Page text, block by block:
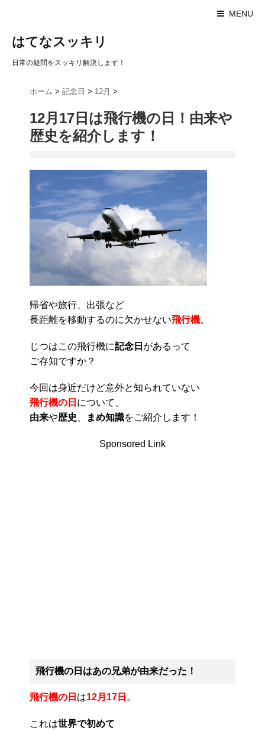
MENU
はてなスッキリ
日常の疑問をスッキリ解決します！
ホーム > 記念日 > 12月 >
12月17日は飛行機の日！由来や
歴史を紹介します！
帰省や旅行、出張など
長距離を移動するのに欠かせない飛行機。
じつはこの飛行機に記念日 があるって
ご存知ですか？
今回は身近だけど意外と知られていない
飛行機の日 について、
由来や歴史 まめ知識をご紹介します！
Sponsored Link
飛行機の日はあの兄弟が由来だった！
飛行機の日 は12月17日 。
これは世界で初めて